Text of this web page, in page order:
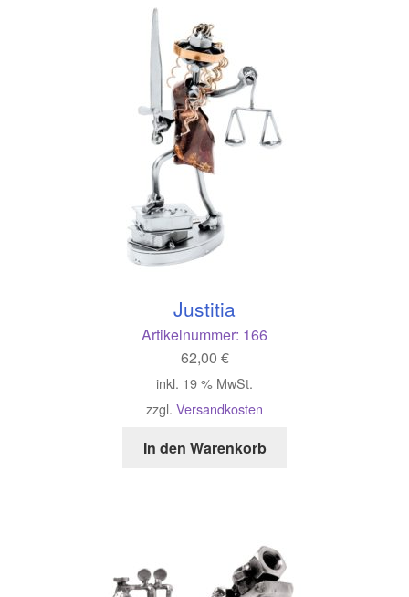
Justitia
Artikelnummer: 166
62,00 €
inkl. 19 % MwSt.
zzgl. Versandkosten
In den Warenkorb